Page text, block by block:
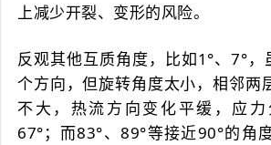
上减少开裂、变形的风险。
反观其他互质角度，比如1°、7°
个方向，但旋转角度太小，相邻两
不大，热流方向变化平缓，应
67°；而83°、89°等接近90°的角